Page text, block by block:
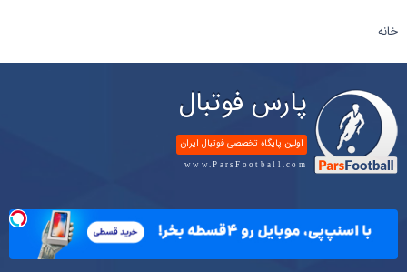
خانه
پارس فوتبال
اولین پایگاه تخصصی فوتبال ایران
www.ParsFootball.com